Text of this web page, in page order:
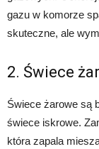
gazu w komorze
skuteczne, ale
2. Świece
Świece żarowe są
świece iskrowe.
która zapala